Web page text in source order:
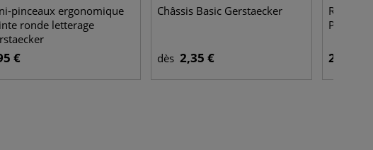
pinceaux ergonomique
ronde letterage
€
Châssis Basic Gerstaecker
dès 2,35 €
Procolor
2,10 €